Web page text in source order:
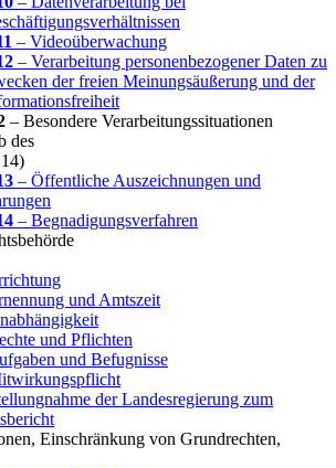
– Videoüberwachung
– Verarbeitung personenbezogener Daten zu
der freien Meinungsäußerung und der
– Besondere Verarbeitungssituationen
des
– Öffentliche Auszeichnungen und
– Begnadigungsverfahren
und Amtszeit
und Pflichten
und Befugnisse
der Landesregierung zum
Einschränkung von Grundrechten,